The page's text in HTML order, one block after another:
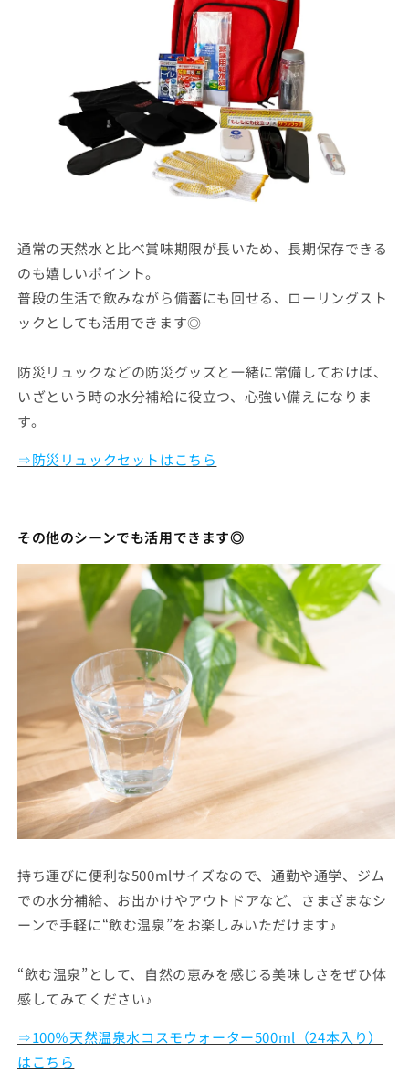
通常の天然水と比べ賞味期限が長いため、長期保存できる
のも嬉しいポイント。
普段の生活で飲みながら備蓄にも回せる、ローリングスト
ックとしても活用できます◎
防災リュックなどの防災グッズと一緒に常備しておけば、
いざという時の水分補給に役立つ、心強い備えになりま
す。
⇒防災リュックセットはこちら
その他のシーンでも活用できます◎
持ち運びに便利な500mlサイズなので、通勤や通学、ジム
での水分補給、お出かけやアウトドアなど、さまざまなシ
ーンで手軽に“飲む温泉”をお楽しみいただけます♪
“飲む温泉”として、自然の恵みを感じる美味しさをぜひ体
感してみてください♪
⇒100％天然温泉水コスモウォーター500ml（24本入り）
はこちら